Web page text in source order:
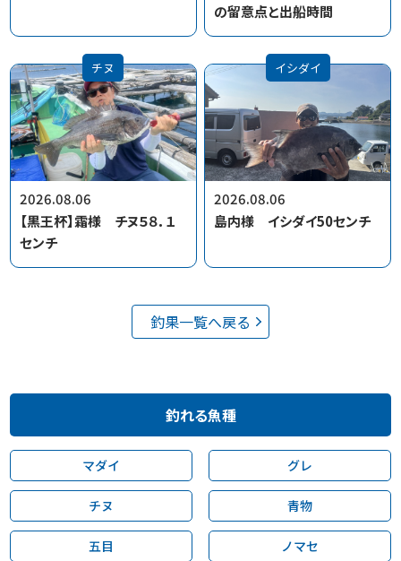
の留意点と出船時間
2026.08.06
【黒王杯】霜様 チヌ５８．１
センチ
チヌ
2026.08.06
島内様 イシダイ50センチ
イシダイ
釣果一覧へ戻る
釣れる魚種
マダイ グレ
チヌ 青物
五目 ノマセ